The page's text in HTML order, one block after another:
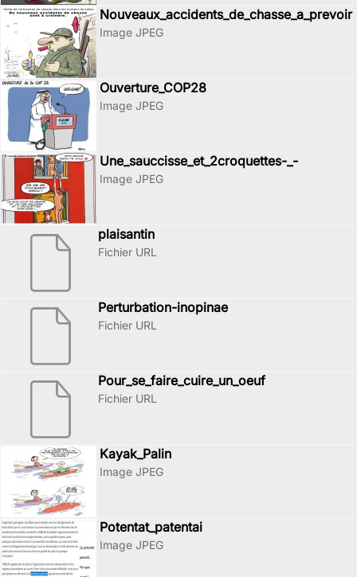
Nouveaux_accidents_de_chasse_a_prevoir
Image JPEG
Ouverture_COP28
Image JPEG
Une_sauccisse_et_2croquettes-_-
Image JPEG
plaisantin
Fichier URL
Perturbation-inopinae
Fichier URL
Pour_se_faire_cuire_un_oeuf
Fichier URL
Kayak_Palin
Image JPEG
Potentat_patentai
Image JPEG